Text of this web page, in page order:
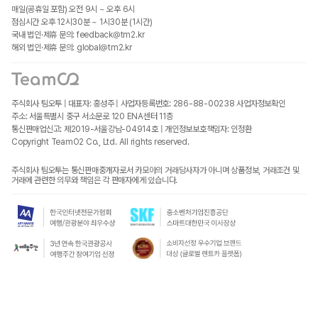
매일(공휴일 포함) 오전 9시 ~ 오후 6시
점심시간 오후 12시30분 ~ 1시30분 (1시간)
국내 법인·제휴 문의: feedback@tm2.kr
해외 법인·제휴 문의: global@tm2.kr
주식회사 팀오투 | 대표자: 홍성주 | 사업자등록번호: 286-88-00238 사업자정보확인
주소: 서울특별시 중구 서소문로 120 ENA센터 11층
통신판매업신고: 제2019-서울강남-04914호 | 개인정보보호책임자: 인정환
Copyright TeamO2 Co., Ltd. All rights reserved.
주식회사 팀오투는 통신판매중개자로서 카모아의 거래당사자가 아니며 상품정보, 거래조건 및
거래에 관련한 의무와 책임은 각 판매자에게 있습니다.